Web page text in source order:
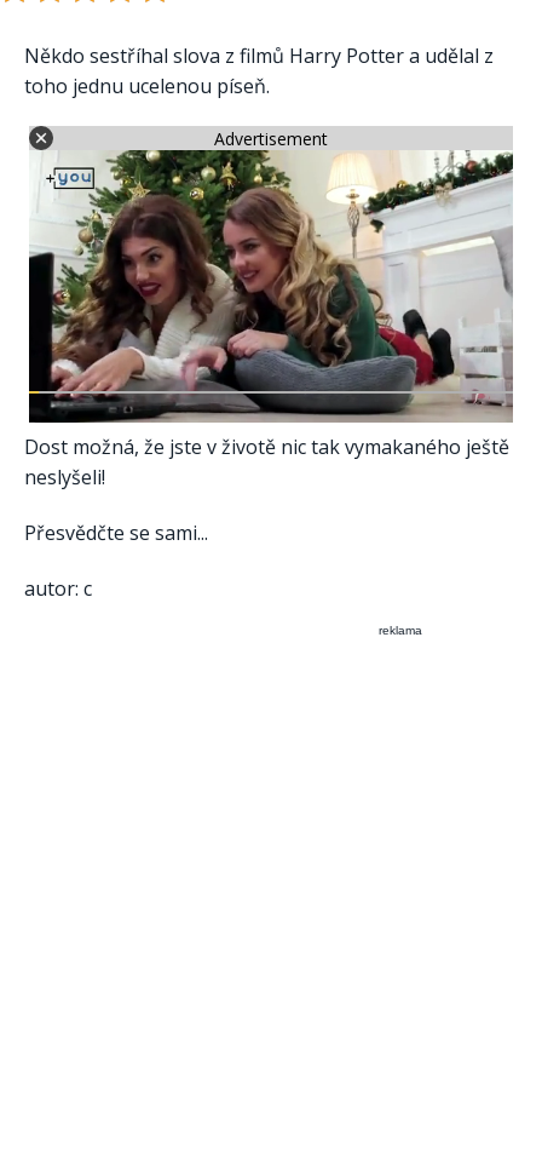
Někdo sestříhal slova z filmů Harry Potter a udělal z
toho jednu ucelenou píseň.
Advertisement
Dost možná, že jste v životě nic tak vymakaného ještě
neslyšeli!
Přesvědčte se sami...
autor: c
reklama